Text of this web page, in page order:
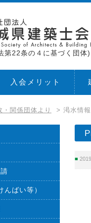
第22条の４に基づく団体)
入会メリット
・関係団体より > 渇水情
んばい等）